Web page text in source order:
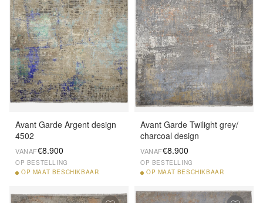
Avant Garde Argent design
4502
VANAF€8.900
OP BESTELLING
OP MAAT BESCHIKBAAR
Avant Garde Twilight grey/
charcoal design
VANAF€8.900
OP BESTELLING
OP MAAT BESCHIKBAAR